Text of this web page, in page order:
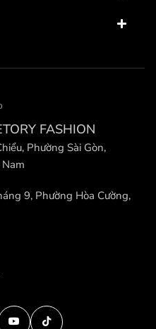
FASHION
Phường Sài Gòn,
9, Phường Hòa Cường,